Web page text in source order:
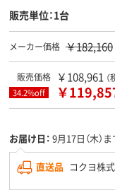
販売単位：1台
メーカー価格 ￥182,160
販売価格 ￥108,961
34.2%off ￥
お届け日： 9月17日（木）ま
直送品 コクヨ株